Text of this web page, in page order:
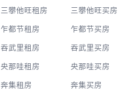
三攀他旺租房 三攀他旺买房
乍都节租房 乍都节买房
吞武里租房 吞武里买房
央那哇租房 央那哇买房
奔集租房 奔集买房